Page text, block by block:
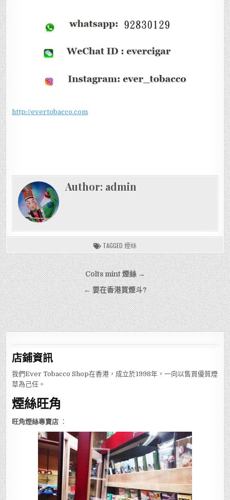
http://evertobacco.com
Author: admin
TAGGED 煙絲
文
章
導
覽
Colts mint 煙絲 →
← 要在香港買煙斗?
店鋪資訊
我們Ever Tobacco Shop在香港，成立於1998年，一向以售買優質煙
草為己任。
煙絲旺角
旺角煙絲專賣店 ：